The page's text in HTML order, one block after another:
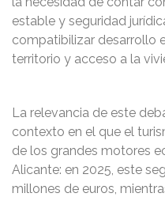
estable y seguridad
compatibilizar desarrollo
territorio y acceso a la
La relevancia de este
contexto en el que el
de los grandes motores
Alicante: en 2025, este
millones de euros,